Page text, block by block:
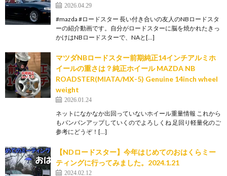
2026.04.29
#mazda #ロードスター 長い付き合いの友人のNBロードスタ
ーの紹介動画です。自分がロードスターに脳を焼かれたきっ
かけはNBロードスターで、NAと[…]
マツダNBロードスター前期純正14インチアルミホ
イールの重さは？純正ホイール MAZDA NB
ROADSTER(MIATA/MX-5) Genuine 14inch wheel
weight
2026.01.24
ネットになかなか出回っていないホイール重量情報 これから
もバンバンアップしていくのでよろしくね 足回り軽量化のご
参考にどうぞ！[…]
【NDロードスター】今年はじめてのおはくらミー
ティングに行ってみました。2024.1.21
2024.02.12